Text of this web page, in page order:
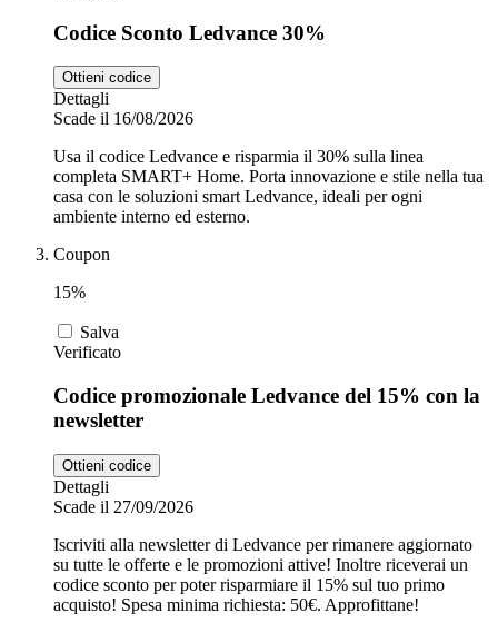
Codice Sconto Ledvance 30%
Ottieni codice
Dettagli
Scade il 16/08/2026
Usa il codice Ledvance e risparmia il 30% sulla linea
completa SMART+ Home. Porta innovazione e stile nella tua
casa con le soluzioni smart Ledvance, ideali per ogni
ambiente interno ed esterno.
Coupon
15%
Salva
Verificato
Codice promozionale Ledvance del 15% con la
newsletter
Ottieni codice
Dettagli
Scade il 27/09/2026
Iscriviti alla newsletter di Ledvance per rimanere aggiornato
su tutte le offerte e le promozioni attive! Inoltre riceverai un
codice sconto per poter risparmiare il 15% sul tuo primo
acquisto! Spesa minima richiesta: 50€. Approfittane!